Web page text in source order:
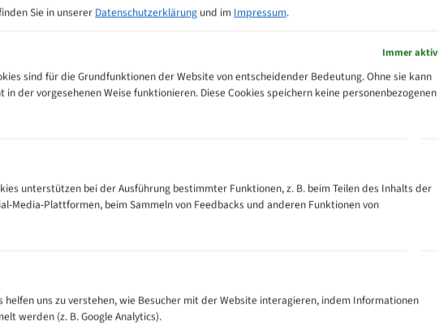
Zahnempfehlungs-Tabelle
300
500
Zähne pro
Sie in unserer Datenschutzerklärung und im Impressum.
Immer aktiv
sind für die Grundfunktionen der Website von entscheidender Bedeutung. Ohne sie kann
in der vorgesehenen Weise funktionieren. Diese Cookies speichern keine personenbezogenen
unterstützen bei der Ausführung bestimmter Funktionen, z. B. beim Teilen des Inhalts der
Media-Plattformen, beim Sammeln von Feedbacks und anderen Funktionen von
helfen uns zu verstehen, wie Besucher mit der Website interagieren, indem Informationen
werden (z. B. Google Analytics).